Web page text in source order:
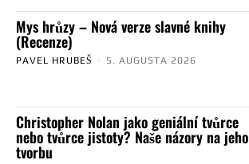
Mys hrůzy – Nová verze slavné knihy
(Recenze)
PAVEL HRUBEŠ - 5. AUGUSTA 2026
Christopher Nolan jako geniální tvůrce
nebo tvůrce jistoty? Naše názory na jeho
tvorbu